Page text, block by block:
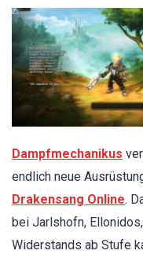
Dampfmechanikus
endlich neue
Drakensang Online.
bei Jarlshofn,
Widerstands ab Stufe